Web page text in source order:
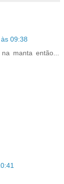
09:38
manta então...